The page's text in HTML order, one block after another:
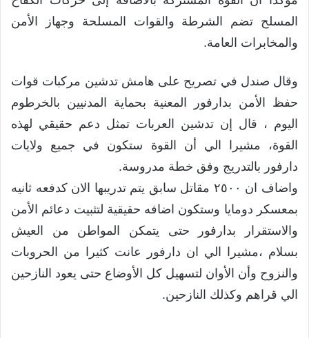
المسلح تضم الشرطة والقوات المسلحة وجهاز الأمن
والمخابرات العامة.
وقال صندل في تصريح على هامش تدشين مركبات قوات
حفظ الأمن بدارفور المعنية بحماية المدنيين بالخرطوم
اليوم ، قال إن تدشين العربات تمثل دعم حقيقي لهذه
القوة، مشيرا الي أن القوة ستكون في جميع ولايات
دارفور بالتدريج وفق خطة مدروسة.
واضاف ان ٢٥٠٠ مقاتل سابق يتم تدريبها الان كدفعه ثانيه
بمعسكر دومايا وستكون اضافه حقيقية لتثبيت دعائم الأمن
والاستقرار بدارفور حتى يتمكن المواطن من العيش
بسلام ،مشيرا الي ان دارفور عانت كثيرا من الحروبات
والنزوح وأن الأوان لتسهيل كل الأوضاع حتى يعود النازحين
الي قراهم وكذلك النازحين.